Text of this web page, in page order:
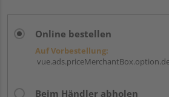
Online bestellen
Auf Vorbestellung:
Beim Händler abholen